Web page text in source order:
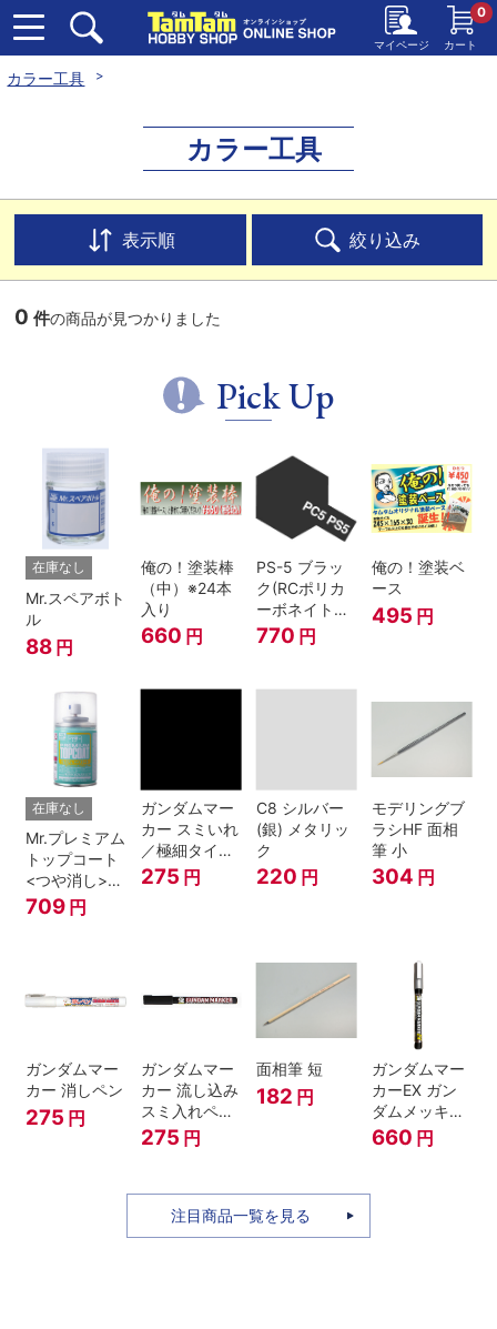
マイページ カート
0
カラー工具
カラー工具
表示順 絞り込み
0 件の商品が見つかりました
Pick Up
在庫なし
Mr.スペアボト
ル
88 円
俺の！塗装棒
（中）※24本
入り
660 円
PS-5 ブラッ
ク(RCポリカ
ーボネイトボ
ディ塗装用)
770 円
俺の！塗装ベ
ース
495 円
在庫なし
Mr.プレミアム
トップコート
<つや消し>
スプレー
709 円
ガンダムマー
カー スミいれ
／極細タイプ
（ブラック）
275 円
C8 シルバー
(銀) メタリッ
ク
220 円
モデリングブ
ラシHF 面相
筆 小
304 円
ガンダムマー
カー 消しペン
275 円
ガンダムマー
カー 流し込み
スミ入れペン
ブラック
275 円
面相筆 短
182 円
ガンダムマー
カーEX ガン
ダムメッキシ
ルバー
660 円
注目商品一覧を見る